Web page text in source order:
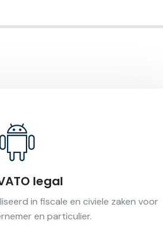
legal
in fiscale en civiele zaken voor
en particulier.